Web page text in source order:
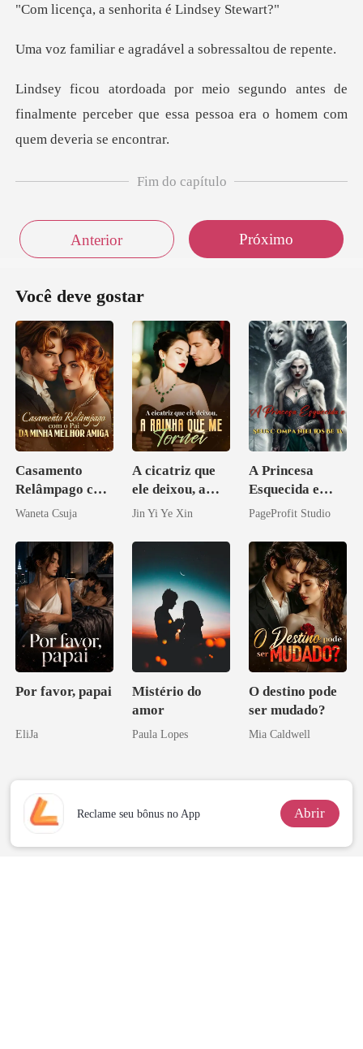
senhorita é Li
agradável a sobre
tes de
finalmente perceber que essa pessoa
Fim do capítulo
Anterior Próximo
Você deve gostar
Casamento
Relâmpago com
o Pai da Minha
Waneta Csuja
A cicatriz que
ele deixou, a
rainha que me
Jin Yi Ye Xin
A Princesa
Esquecida e
Seus
Beta
PageProfit Studio
Por favor, papai
EliJa
Mistério do
amor
Paula Lopes
O destino pode
ser mudado?
Mia Caldwell
Reclame seu bônus no App Abrir